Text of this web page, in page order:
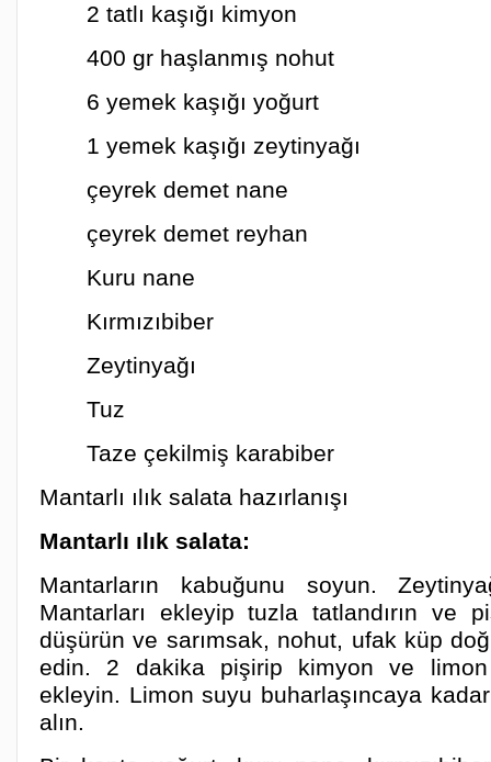
2 tatlı kaşığı kimyon
400 gr haşlanmış nohut
6 yemek kaşığı yoğurt
1 yemek kaşığı zeytinyağı
çeyrek demet nane
çeyrek demet reyhan
Kuru nane
Kırmızıbiber
Zeytinyağı
Tuz
Taze çekilmiş karabiber
Mantarlı ılık salata hazırlanışı
Mantarlı ılık salata:
Mantarların kabuğunu soyun.
Mantarları ekleyip tuzla tatlandırın ve
düşürün ve sarımsak, nohut, ufak küp
edin. 2 dakika pişirip kimyon ve limon
ekleyin. Limon suyu buharlaşıncaya
alın.